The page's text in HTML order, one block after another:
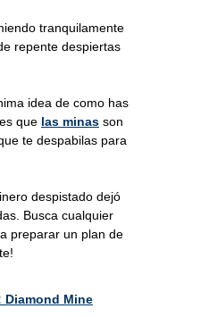
tranquilamente
repente despiertas
idea de como has
que las minas son
te despabilas para
despistado dejó
Busca cualquier
preparar un plan de
Diamond Mine